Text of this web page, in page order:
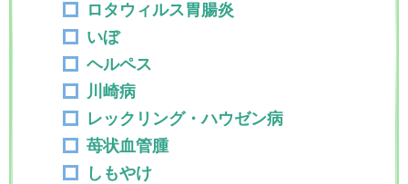
ロタウィルス胃腸炎
いぼ
ヘルペス
川崎病
レックリング・ハウゼン病
苺状血管腫
しもやけ